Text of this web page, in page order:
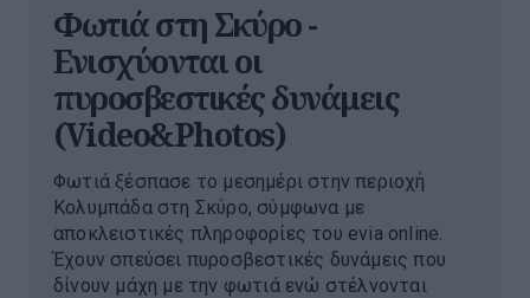
Φωτιά στη Σκύρο -
Ενισχύονται οι
πυροσβεστικές δυνάμεις
(Video&Photos)
Φωτιά ξέσπασε το μεσημέρι στην περιοχή
Κολυμπάδα στη Σκύρο, σύμφωνα με
αποκλειστικές πληροφορίες του evia online.
Έχουν σπεύσει πυροσβεστικές δυνάμεις που
δίνουν μάχη με την φωτιά ενώ στέλνονται